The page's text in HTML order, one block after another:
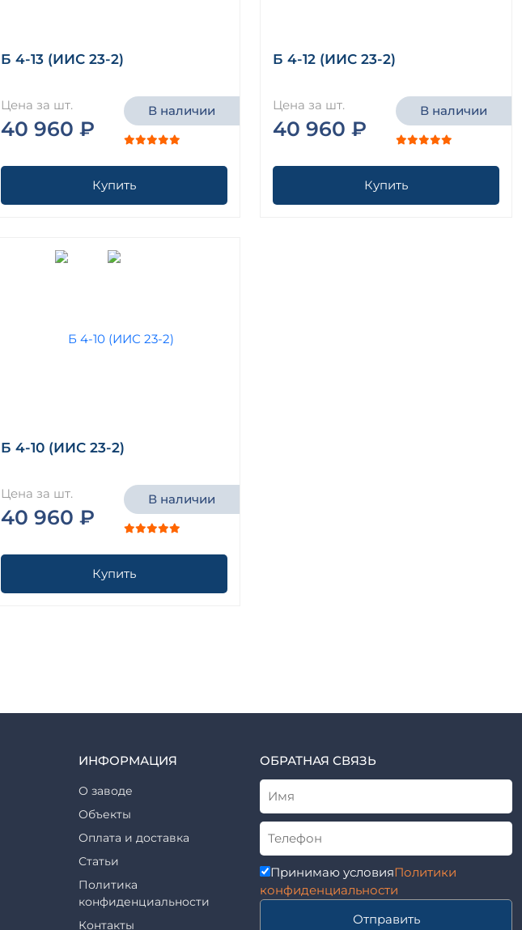
Б 4-13 (ИИС 23-2)
Цена за шт.
40 960 ₽
В наличии
Купить
Б 4-12 (ИИС 23-2)
Цена за шт.
40 960 ₽
В наличии
Купить
Б 4-10 (ИИС 23-2)
Цена за шт.
40 960 ₽
В наличии
Купить
ИНФОРМАЦИЯ
О заводе
Объекты
Оплата и доставка
Статьи
Политика
конфиденциальности
Контакты
ОБРАТНАЯ СВЯЗЬ
Принимаю условияПолитики
конфиденциальности
Отправить